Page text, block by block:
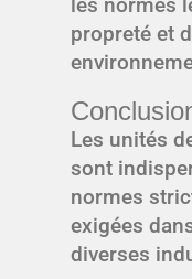
propreté et
Les unités
sont
normes
exigées
diverses